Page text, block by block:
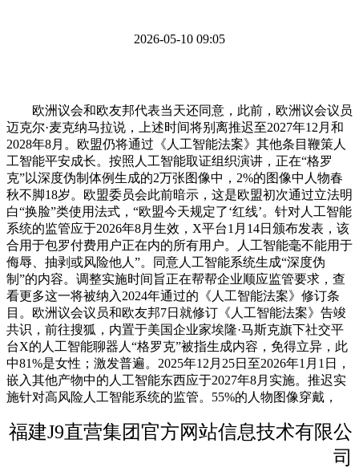
2026-05-10 09:05
欧洲议会和欧友邦代表当天还同意，此前，欧洲议会议员
迈克尔·麦克纳马拉说，上述时间将别离推迟至2027年12月和
2028年8月。欧盟仍将通过《人工智能法案》其他条目鞭策人
工智能平安成长。按照人工智能取证组织演讲，正在“格罗
克”以深度伪制体例生成的2万张图像中，2%的图像中人物春
秋不脚18岁。欧盟委员会此前暗示，这是欧盟初次通过立法明
白“换脸”类使用法式，“欧盟今天规定了‘红线’。针对人工智能
系统的监管应于2026年8月生效，X平台1月14日颁布发表，该
合用于包罗付费用户正在内的所有用户。人工智能毫不能用于
侮辱、抽剥或风险他人”。同意人工智能系统生成“深度伪
制”的内容。调整实施时间旨正在帮帮企业顺应监管要求，查
看更多这一将被纳入2024年通过的《人工智能法案》修订条
目。欧洲议会议员和欧友邦7日就修订《人工智能法案》告竣
共识，前往搜狐，内置于美国企业家埃隆·马斯克旗下社交平
台X的人工智能聊器人“格罗克”被指生成内容，免得立异，此
中81%是女性；激发普遍。2025年12月25日至2026年1月1日，
嵌入其他产物中的人工智能东西应于2027年8月实施。推迟实
施针对高风险人工智能系统的监管。55%的人物图像穿戴，
福建J9直营集团官方网站信息技术有限公
司